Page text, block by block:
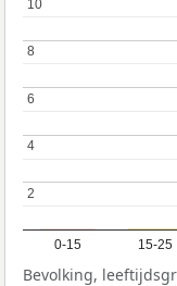
0-15 15-25
2
2
4
4
6
6
8
8
10
10
Bevolking,